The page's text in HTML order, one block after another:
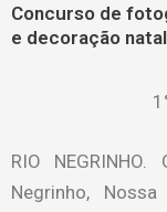
Concurso de
e decoração
RIO
Negrinho,